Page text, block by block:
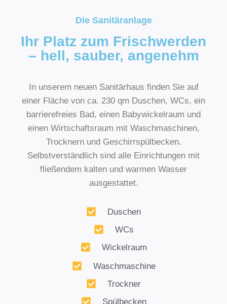
Die Sanitäranlage
Ihr Platz zum Frischwerden
– hell, sauber, angenehm
In unserem neuen Sanitärhaus finden Sie auf
einer Fläche von ca. 230 qm Duschen, WCs, ein
barrierefreies Bad, einen Babywickelraum und
einen Wirtschaftsraum mit Waschmaschinen,
Trocknern und Geschirrspülbecken.
Selbstverständlich sind alle Einrichtungen mit
fließendem kalten und warmen Wasser
ausgestattet.
Duschen
WCs
Wickelraum
Waschmaschine
Trockner
Spülbecken